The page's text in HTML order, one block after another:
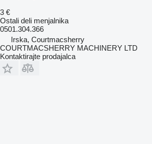
3 €
Ostali deli menjalnika
0501.304.366
Irska, Courtmacsherry
COURTMACSHERRY MACHINERY LTD
Kontaktirajte prodajalca